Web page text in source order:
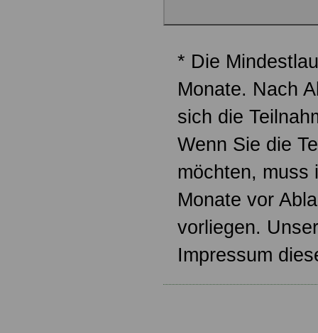
* Die
Monate. Nach
sich die
Wenn Sie die
möchten, muss
Monate vor
vorliegen.
Impressum